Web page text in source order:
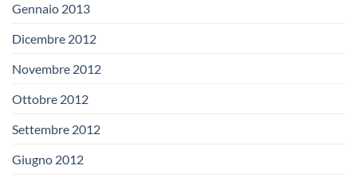
Gennaio 2013
Dicembre 2012
Novembre 2012
Ottobre 2012
Settembre 2012
Giugno 2012